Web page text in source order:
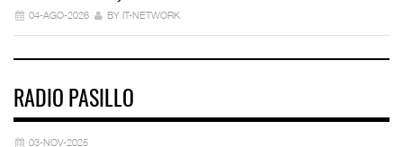
04-AGO-2026 BY IT-NETWORK
RADIO PASILLO
03-NOV-2025